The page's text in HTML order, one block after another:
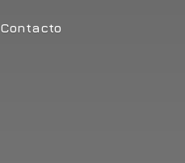
Contacto